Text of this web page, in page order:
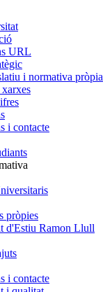
URL
i normativa pròpia
i contacte
pròpies
d'Estiu Ramon Llull
i contacte